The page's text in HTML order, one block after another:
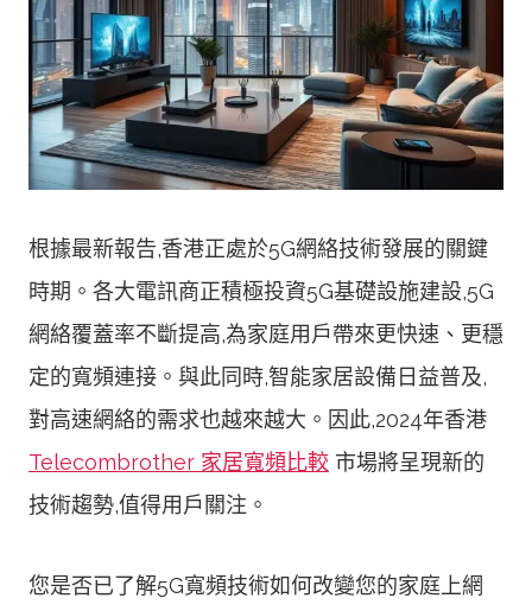
根據最新報告,香港正處於5G網絡技術發展的關鍵
時期。各大電訊商正積極投資5G基礎設施建設,5G
網絡覆蓋率不斷提高,為家庭用戶帶來更快速、更穩
定的寬頻連接。與此同時,智能家居設備日益普及,
對高速網絡的需求也越來越大。因此,2024年香港
Telecombrother 家居寬頻比較 市場將呈現新的
技術趨勢,值得用戶關注。
您是否已了解5G寬頻技術如何改變您的家庭上網